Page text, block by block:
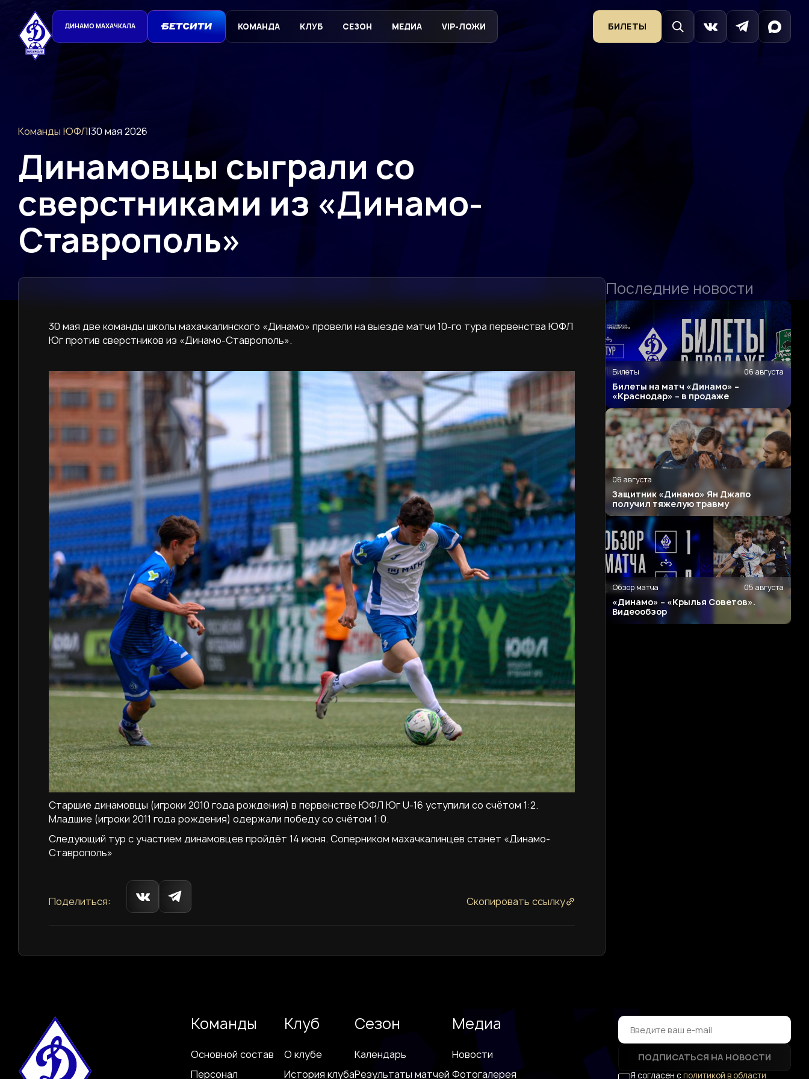
ДИНАМО МАХАЧКАЛА КОМАНДА КЛУБ СЕЗОН МЕДИА VIP-ЛОЖИ БИЛЕТЫ
Команды ЮФЛ|30 мая 2026
Динамовцы сыграли со
сверстниками из «Динамо-
Ставрополь»
30 мая две команды школы махачкалинского «Динамо» провели на выезде матчи 10-го тура первенства ЮФЛ
Юг против сверстников из «Динамо-Ставрополь».
Старшие динамовцы (игроки 2010 года рождения) в первенстве ЮФЛ Юг U-16 уступили со счётом 1:2.
Младшие (игроки 2011 года рождения) одержали победу со счётом 1:0.
Следующий тур с участием динамовцев пройдёт 14 июня. Соперником махачкалинцев станет «Динамо-
Ставрополь»
Поделиться: Скопировать ссылку
Последние новости
Билеты 06 августа
Билеты на матч «Динамо» –
«Краснодар» – в продаже
06 августа
Защитник «Динамо» Ян Джапо
получил тяжелую травму
Обзор матча 05 августа
«Динамо» – «Крылья Советов».
Видеообзор
Команды
Основной состав
Персонал
Клуб
О клубе
История клуба
Сезон
Календарь
Результаты матчей
Медиа
Новости
Фотогалерея
ПОДПИСАТЬСЯ НА НОВОСТИ
Я согласен сполитикой в области